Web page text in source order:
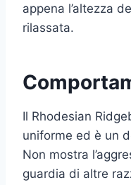
appena l’altezza
rilassata.
Il Rhodesian
uniforme ed è un
Non mostra
guardia di altre